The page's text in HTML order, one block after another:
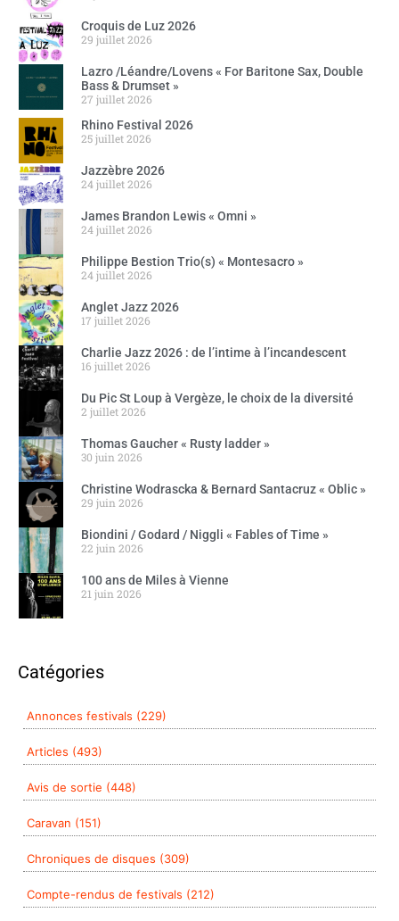
Croquis de Luz 2026
29 juillet 2026
Lazro /Léandre/Lovens « For Baritone Sax, Double
Bass & Drumset »
27 juillet 2026
Rhino Festival 2026
25 juillet 2026
Jazzèbre 2026
24 juillet 2026
James Brandon Lewis « Omni »
24 juillet 2026
Philippe Bestion Trio(s) « Montesacro »
24 juillet 2026
Anglet Jazz 2026
17 juillet 2026
Charlie Jazz 2026 : de l’intime à l’incandescent
16 juillet 2026
Du Pic St Loup à Vergèze, le choix de la diversité
2 juillet 2026
Thomas Gaucher « Rusty ladder »
30 juin 2026
Christine Wodrascka & Bernard Santacruz « Oblic »
29 juin 2026
Biondini / Godard / Niggli « Fables of Time »
22 juin 2026
100 ans de Miles à Vienne
21 juin 2026
Catégories
Annonces festivals (229)
Articles (493)
Avis de sortie (448)
Caravan (151)
Chroniques de disques (309)
Compte-rendus de festivals (212)